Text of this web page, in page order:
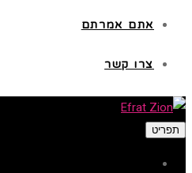
אתם אמרתם
צרו קשר
תפריט